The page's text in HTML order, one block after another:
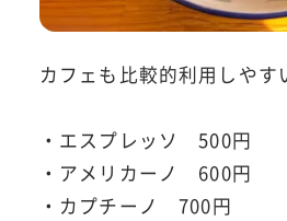
カフェも比較的利用しやす
・エスプレッソ 500円
・アメリカーノ 600円
・カプチーノ 700円